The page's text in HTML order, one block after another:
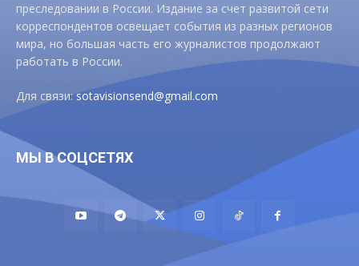
преследовании в России. Издание за счет развитой сети
корреспондентов освещает события из разных регионов
мира, но большая часть его журналистов продолжают
работать в России.
Для связи:sotavisionsend@gmail.com
МЫ В СОЦСЕТЯХ